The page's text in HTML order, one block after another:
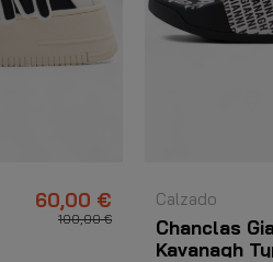
60,00 €
100,00 €
Calzado
Chanclas
Kavanagh